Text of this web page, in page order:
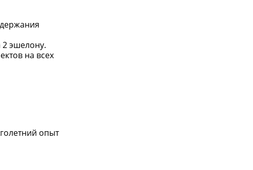
2 эшелону.
на всех
опыт